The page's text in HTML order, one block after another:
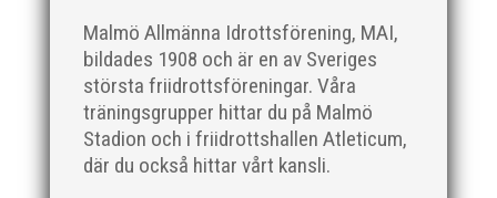
Malmö Allmänna Idrottsförening, MAI,
bildades 1908 och är en av Sveriges
största friidrottsföreningar. Våra
träningsgrupper hittar du på Malmö
Stadion och i friidrottshallen Atleticum,
där du också hittar vårt kansli.
Efter en noggrann och lång rekryteringsprocess är vi